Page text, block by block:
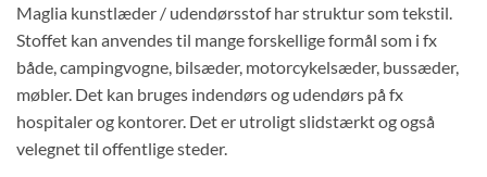
Maglia kunstlæder / udendørsstof har struktur som tekstil.
Stoffet kan anvendes til mange forskellige formål som i fx
både, campingvogne, bilsæder, motorcykelsæder, bussæder,
møbler. Det kan bruges indendørs og udendørs på fx
hospitaler og kontorer. Det er utroligt slidstærkt og også
velegnet til offentlige steder.